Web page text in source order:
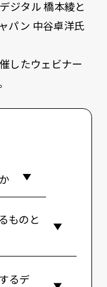
ジタル 橋本綾と
パン 中谷卓洋氏
したウェビナー
ものと
るデ